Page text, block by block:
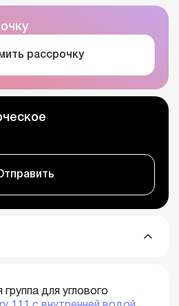
рассрочку
для углового